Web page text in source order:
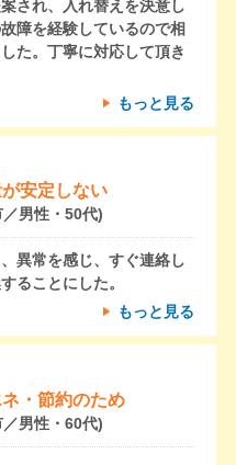
され、入れ替えを決意し
障を経験しているので相
た。丁寧に対応して頂き
もっと見る
安定しない
男性・50代)
異常を感じ、すぐ連絡し
ることにした。
もっと見る
・節約のため
男性・60代)